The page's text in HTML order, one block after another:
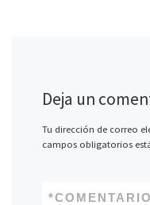
Deja un
Tu dirección de correo
campos obligatorios
COMENTARIO
*